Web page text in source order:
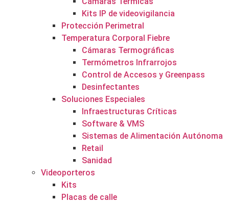
Kits IP de videovigilancia
Protección Perimetral
Temperatura Corporal Fiebre
Cámaras Termográficas
Termómetros Infrarrojos
Control de Accesos y Greenpass
Desinfectantes
Soluciones Especiales
Infraestructuras Críticas
Software & VMS
Sistemas de Alimentación Autónoma
Retail
Sanidad
Videoporteros
Kits
Placas de calle